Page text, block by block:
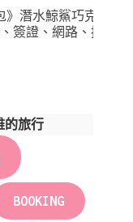
》潛水鯨鯊巧克
簽證、網路、換
的旅行
BOOKING